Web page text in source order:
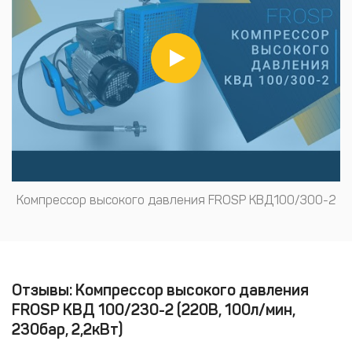
Компрессор высокого давления FROSP КВД100/300-2
Отзывы: Компрессор высокого давления
FROSP КВД 100/230-2 (220В, 100л/мин,
230бар, 2,2кВт)